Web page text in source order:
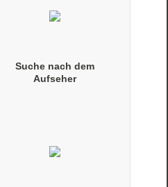
Suche nach dem
Aufseher